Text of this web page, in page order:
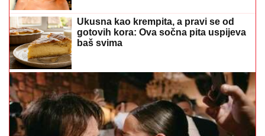
Ukusna kao krempita, a pravi se od
gotovih kora: Ova sočna pita uspijeva
baš svima